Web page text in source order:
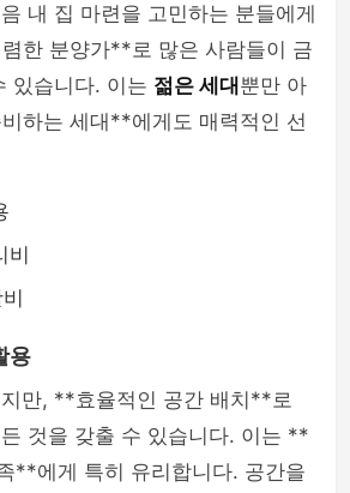
내 집 마련을 고민하는 분들에게
한 분양가**로 많은 사람들이 금
있습니다. 이는 젊은 세대 뿐만 아
하는 세대**에게도 매력적인 선
비
용
만, **효율적인 공간 배치**로
것을 갖출 수 있습니다. 이는 **
**에게 특히 유리합니다. 공간을